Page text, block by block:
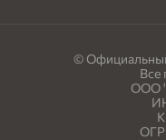
©
Все
ООО